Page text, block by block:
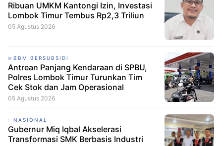
Ribuan UMKM Kantongi Izin, Investasi
Lombok Timur Tembus Rp2,3 Triliun
05 Agustus 2026
BBM BERSUBSIDI
Antrean Panjang Kendaraan di SPBU,
Polres Lombok Timur Turunkan Tim
Cek Stok dan Jam Operasional
05 Agustus 2026
NASIONAL
Gubernur Miq Iqbal Akselerasi
Transformasi SMK Berbasis Industri